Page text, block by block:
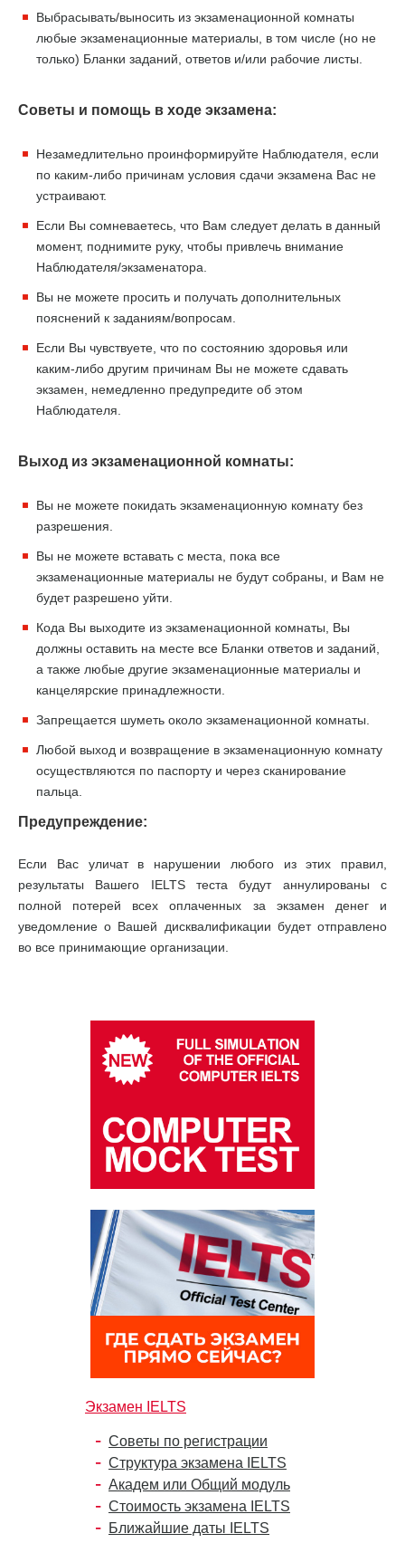
Выбрасывать/выносить из экзаменационной комнаты
любые экзаменационные материалы, в том числе (но не
только) Бланки заданий, ответов и/или рабочие листы.
Советы и помощь в ходе экзамена:
Незамедлительно проинформируйте Наблюдателя, если
по каким-либо причинам условия сдачи экзамена Вас не
устраивают.
Если Вы сомневаетесь, что Вам следует делать в данный
момент, поднимите руку, чтобы привлечь внимание
Наблюдателя/экзаменатора.
Вы не можете просить и получать дополнительных
пояснений к заданиям/вопросам.
Если Вы чувствуете, что по состоянию здоровья или
каким-либо другим причинам Вы не можете сдавать
экзамен, немедленно предупредите об этом
Наблюдателя.
Выход из экзаменационной комнаты:
Вы не можете покидать экзаменационную комнату без
разрешения.
Вы не можете вставать с места, пока все
экзаменационные материалы не будут собраны, и Вам не
будет разрешено уйти.
Кода Вы выходите из экзаменационной комнаты, Вы
должны оставить на месте все Бланки ответов и заданий,
а также любые другие экзаменационные материалы и
канцелярские принадлежности.
Запрещается шуметь около экзаменационной комнаты.
Любой выход и возвращение в экзаменационную комнату
осуществляются по паспорту и через сканирование
пальца.
Предупреждение:
Если Вас уличат в нарушении любого из этих правил,
результаты Вашего IELTS теста будут аннулированы с
полной потерей всех оплаченных за экзамен денег и
уведомление о Вашей дисквалификации будет отправлено
во все принимающие организации.
Экзамен IELTS
Советы по регистрации
Структура экзамена IELTS
Академ или Общий модуль
Стоимость экзамена IELTS
Ближайшие даты IELTS